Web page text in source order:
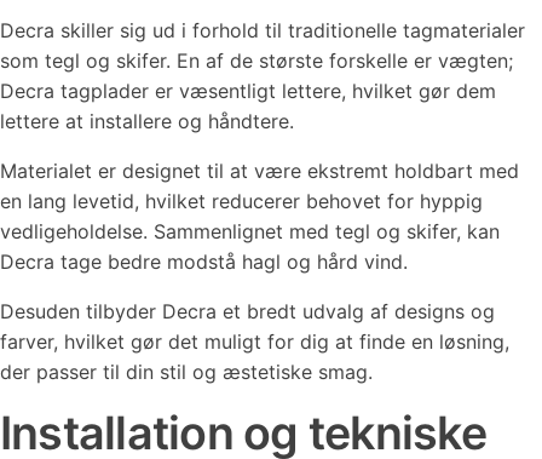
Decra skiller sig ud i forhold til traditionelle tagmaterialer
som tegl og skifer. En af de største forskelle er vægten;
Decra tagplader er væsentligt lettere, hvilket gør dem
lettere at installere og håndtere.
Materialet er designet til at være ekstremt holdbart med
en lang levetid, hvilket reducerer behovet for hyppig
vedligeholdelse. Sammenlignet med tegl og skifer, kan
Decra tage bedre modstå hagl og hård vind.
Desuden tilbyder Decra et bredt udvalg af designs og
farver, hvilket gør det muligt for dig at finde en løsning,
der passer til din stil og æstetiske smag.
Installation og tekniske